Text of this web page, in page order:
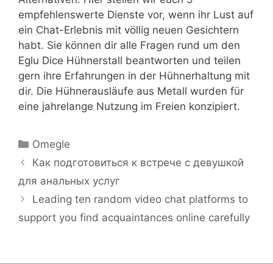
empfehlenswerte Dienste vor, wenn ihr Lust auf
ein Chat-Erlebnis mit völlig neuen Gesichtern
habt. Sie können dir alle Fragen rund um den
Eglu Dice Hühnerstall beantworten und teilen
gern ihre Erfahrungen in der Hühnerhaltung mit
dir. Die Hühnerausläufe aus Metall wurden für
eine jahrelange Nutzung im Freien konzipiert.
Categories
Omegle
Как подготовиться к встрече с девушкой
для анальных услуг
Leading ten random video chat platforms to
support you find acquaintances online carefully